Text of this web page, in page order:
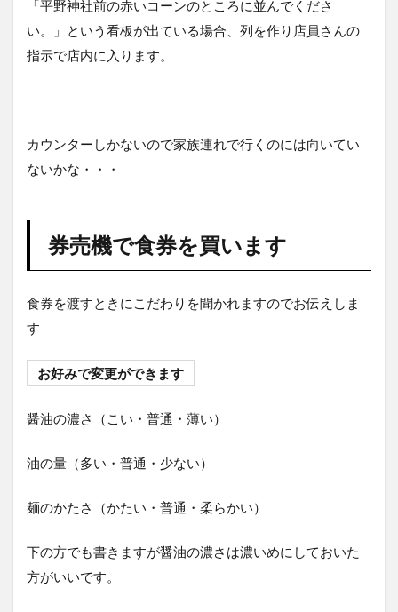
「紫
蔵は
ーメ
ン」
「平野神社前の赤いコーンのところに並んでくださ
い。」という看板が出ている場合、列を作り店員さんの
指示で店内に入ります。
カウンターしかないので家族連れで行くのには向いてい
ないかな・・・
券売機で食券を買います
食券を渡すときにこだわりを聞かれますのでお伝えしま
す
お好みで変更ができます
醤油の濃さ（こい・普通・薄い）
油の量（多い・普通・少ない）
麺のかたさ（かたい・普通・柔らかい）
下の方でも書きますが醤油の濃さは濃いめにしておいた
方がいいです。